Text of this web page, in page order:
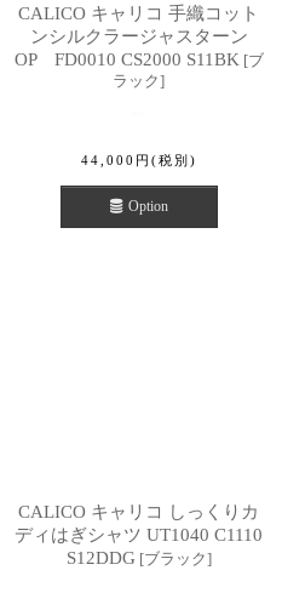
CALICO キャリコ 手織コット
ンシルクラージャスターン
OP FD0010 CS2000 S11BK [ブ
ラック]
44,000 円 (税別)
Option
CALICO キャリコ しっくりカ
ディはぎシャツ UT1040 C1110
S12DDG [ブラック]